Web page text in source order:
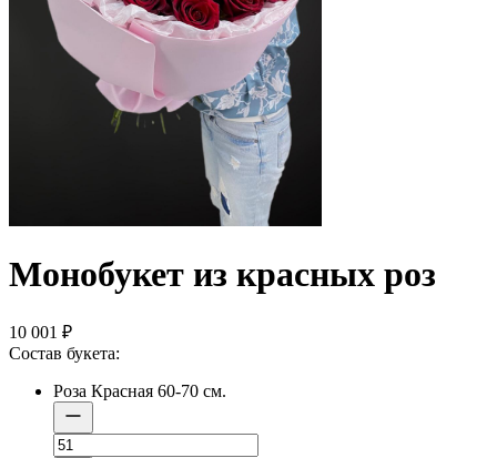
Монобукет из красных роз
10 001 ₽
Состав букета:
Роза Красная 60-70 см.